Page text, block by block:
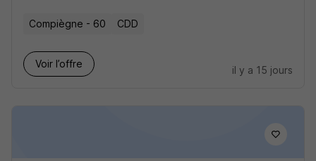
Compiègne - 60 CDD
Voir l’offre
il y a 15 jours